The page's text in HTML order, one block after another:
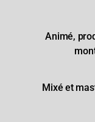
Animé,
Mixé et